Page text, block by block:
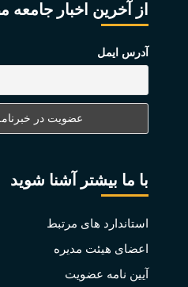
از آخرین اخبار
آدرس ایمل
با ما بیشتر آشنا شوید
استاندارد های مرتبط
اعضای هیئت مدیره
آیین نامه عضویت